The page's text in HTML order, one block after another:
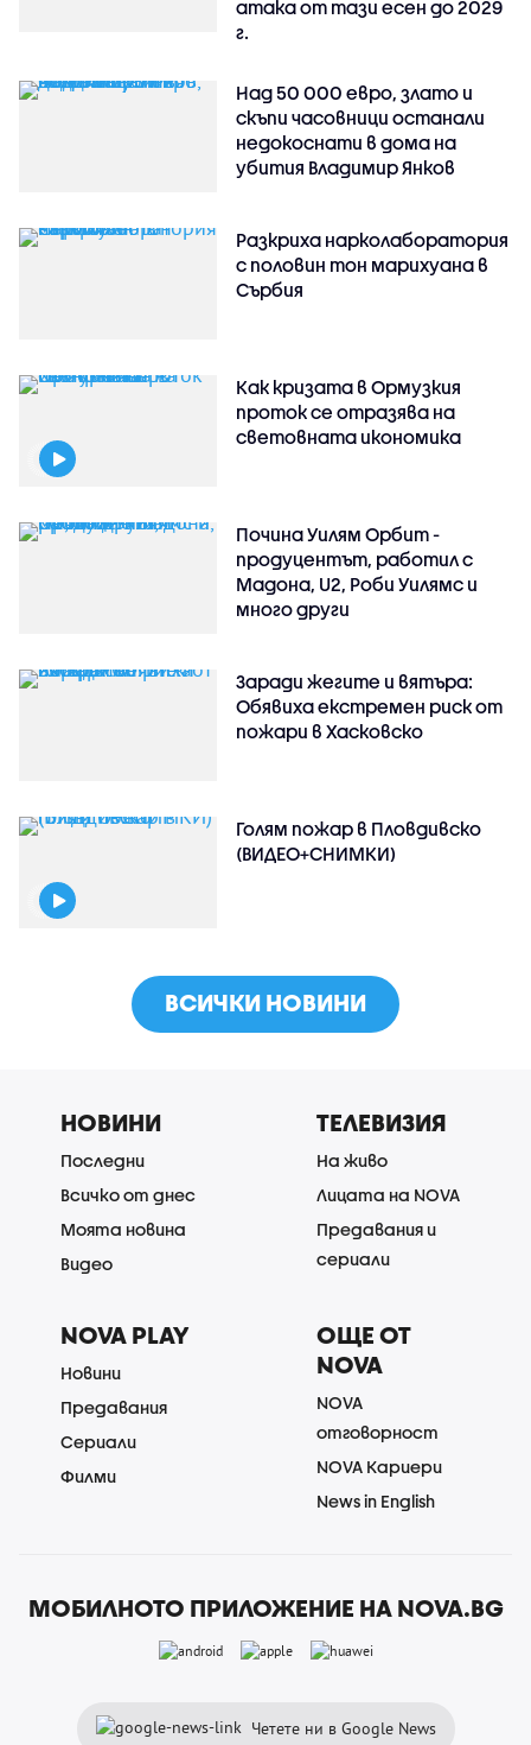
атака от тази есен до 2029
г.
Над 50 000 евро, злато и
скъпи часовници останали
недокоснати в дома на
убития Владимир Янков
Разкриха нарколаборатория
с половин тон марихуана в
Сърбия
Как кризата в Ормузкия
проток се отразява на
световната икономика
Почина Уилям Орбит -
продуцентът, работил с
Мадона, U2, Роби Уилямс и
много други
Заради жегите и вятъра:
Обявиха екстремен риск от
пожари в Хасковско
Голям пожар в Пловдивско
(ВИДЕО+СНИМКИ)
ВСИЧКИ НОВИНИ
НОВИНИ
Последни
Всичко от днес
Моята новина
Видео
ТЕЛЕВИЗИЯ
На живо
Лицата на NOVA
Предавания и
сериали
NOVA PLAY
Новини
Предавания
Сериали
Филми
ОЩЕ ОТ
NOVA
NOVA
отговорност
NOVA Кариери
News in English
МОБИЛНОТО ПРИЛОЖЕНИЕ НА NOVA.BG
Четете ни в Google News